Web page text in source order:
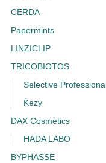
CERDA
Papermints
LINZICLIP
TRICOBIOTOS
Selective Professional
Kezy
DAX Cosmetics
HADA LABO
BYPHASSE